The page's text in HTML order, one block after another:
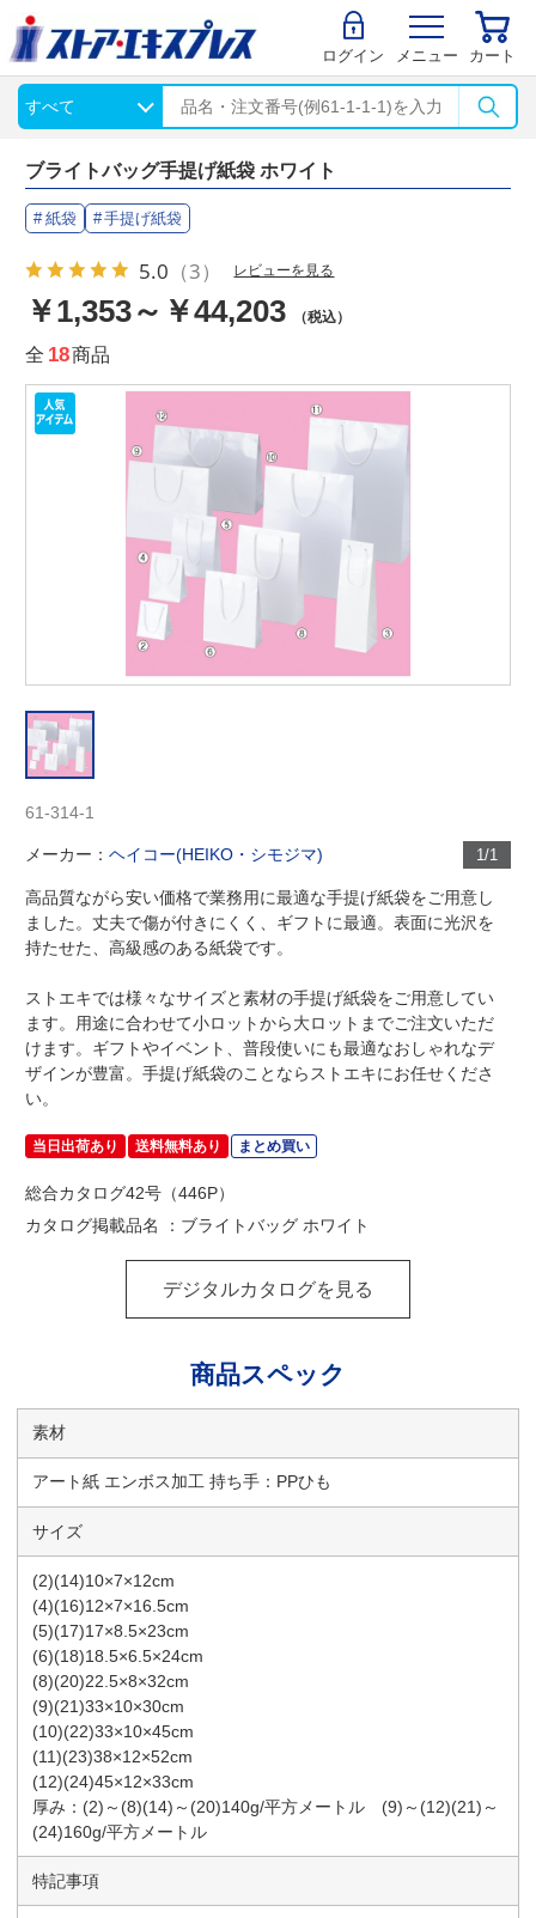
ログイン メニュー カート
ブライトバッグ手提げ紙袋 ホワイト
紙袋 手提げ紙袋
5.0 （3） レビューを見る
￥1,353～￥44,203 （税込）
全 18商品
1/1
61-314-1
メーカー：ヘイコー(HEIKO・シモジマ)
高品質ながら安い価格で業務用に最適な手提げ紙袋をご用意し
ました。丈夫で傷が付きにくく、ギフトに最適。表面に光沢を
持たせた、高級感のある紙袋です。
ストエキでは様々なサイズと素材の手提げ紙袋をご用意してい
ます。用途に合わせて小ロットから大ロットまでご注文いただ
けます。ギフトやイベント、普段使いにも最適なおしゃれなデ
ザインが豊富。手提げ紙袋のことならストエキにお任せくださ
い。
当日出荷あり 送料無料あり まとめ買い
総合カタログ42号（446P）
カタログ掲載品名 ：ブライトバッグ ホワイト
デジタルカタログを見る
商品スペック
素材
アート紙 エンボス加工 持ち手：PPひも
サイズ
(2)(14)10×7×12cm
(4)(16)12×7×16.5cm
(5)(17)17×8.5×23cm
(6)(18)18.5×6.5×24cm
(8)(20)22.5×8×32cm
(9)(21)33×10×30cm
(10)(22)33×10×45cm
(11)(23)38×12×52cm
(12)(24)45×12×33cm
厚み：(2)～(8)(14)～(20)140g/平方メートル (9)～(12)(21)～
(24)160g/平方メートル
特記事項